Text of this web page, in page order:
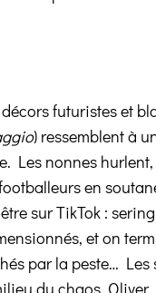
futuristes et
) ressemblent à
Les nonnes
en
sur TikTok :
et on
par la peste…